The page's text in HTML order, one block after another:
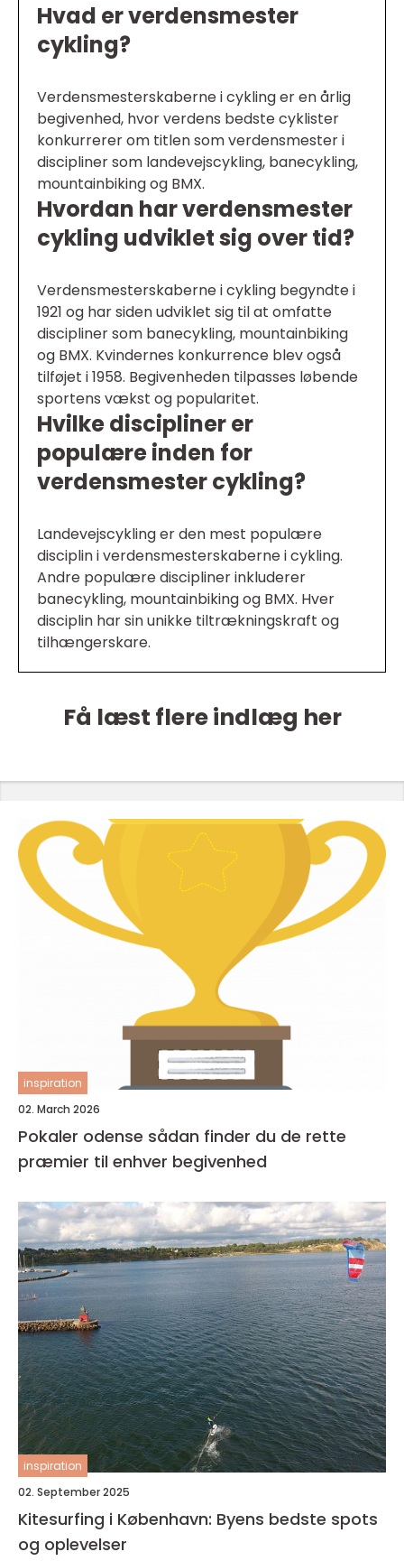
Hvad er verdensmester
cykling?
Verdensmesterskaberne i cykling er en årlig
begivenhed, hvor verdens bedste cyklister
konkurrerer om titlen som verdensmester i
discipliner som landevejscykling, banecykling,
mountainbiking og BMX.
Hvordan har verdensmester
cykling udviklet sig over tid?
Verdensmesterskaberne i cykling begyndte i
1921 og har siden udviklet sig til at omfatte
discipliner som banecykling, mountainbiking
og BMX. Kvindernes konkurrence blev også
tilføjet i 1958. Begivenheden tilpasses løbende
sportens vækst og popularitet.
Hvilke discipliner er
populære inden for
verdensmester cykling?
Landevejscykling er den mest populære
disciplin i verdensmesterskaberne i cykling.
Andre populære discipliner inkluderer
banecykling, mountainbiking og BMX. Hver
disciplin har sin unikke tiltrækningskraft og
tilhængerskare.
Få læst flere indlæg her
inspiration
02. March 2026
Pokaler odense sådan finder du de rette
præmier til enhver begivenhed
inspiration
02. September 2025
Kitesurfing i København: Byens bedste spots
og oplevelser